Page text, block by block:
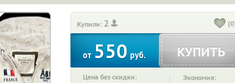
Купили: 2
от550руб. КУПИТЬ
Цена без скидки: Экономия: